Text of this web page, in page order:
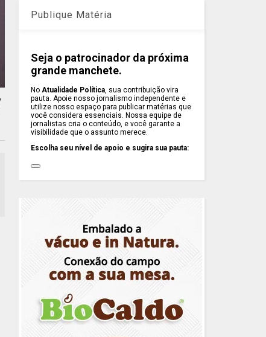
Publique Matéria
Seja o patrocinador da próxima
grande manchete.
NoAtualidade Política, sua contribuição vira
pauta. Apoie nosso jornalismo independente e
utilize nosso espaço para publicar matérias que
você considera essenciais. Nossa equipe de
jornalistas cria o conteúdo, e você garante a
visibilidade que o assunto merece.
Escolha seu nível de apoio e sugira sua pauta: